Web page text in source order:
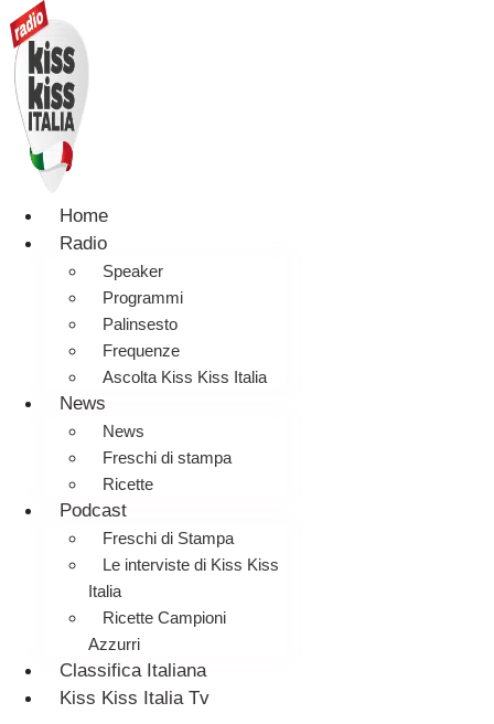
Home
Radio
Speaker
Programmi
Palinsesto
Frequenze
Ascolta Kiss Kiss Italia
News
News
Freschi di stampa
Ricette
Podcast
Freschi di Stampa
Le interviste di Kiss Kiss
Italia
Ricette Campioni
Azzurri
Classifica Italiana
Kiss Kiss Italia Tv